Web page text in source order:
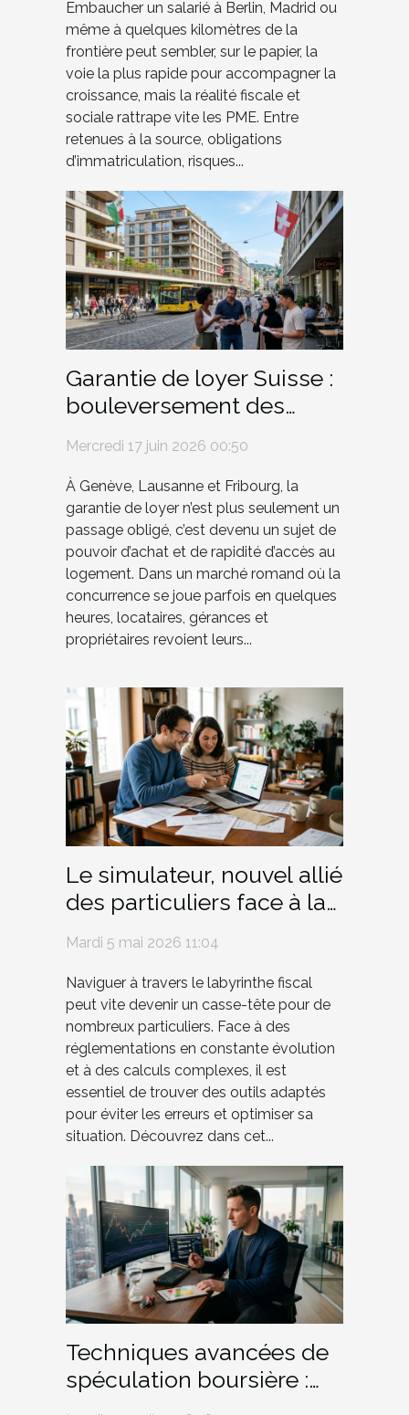
Embaucher un salarié à Berlin, Madrid ou
même à quelques kilomètres de la
frontière peut sembler, sur le papier, la
voie la plus rapide pour accompagner la
croissance, mais la réalité fiscale et
sociale rattrape vite les PME. Entre
retenues à la source, obligations
d’immatriculation, risques...
Garantie de loyer Suisse :
bouleversement des
grandes villes romandes
Mercredi 17 juin 2026 00:50
À Genève, Lausanne et Fribourg, la
garantie de loyer n’est plus seulement un
passage obligé, c’est devenu un sujet de
pouvoir d’achat et de rapidité d’accès au
logement. Dans un marché romand où la
concurrence se joue parfois en quelques
heures, locataires, gérances et
propriétaires revoient leurs...
Le simulateur, nouvel allié
des particuliers face à la
Mardi 5 mai 2026 11:04
Naviguer à travers le labyrinthe fiscal
peut vite devenir un casse-tête pour de
nombreux particuliers. Face à des
réglementations en constante évolution
et à des calculs complexes, il est
essentiel de trouver des outils adaptés
pour éviter les erreurs et optimiser sa
situation. Découvrez dans cet...
Techniques avancées de
spéculation boursière :
risque versus rendement